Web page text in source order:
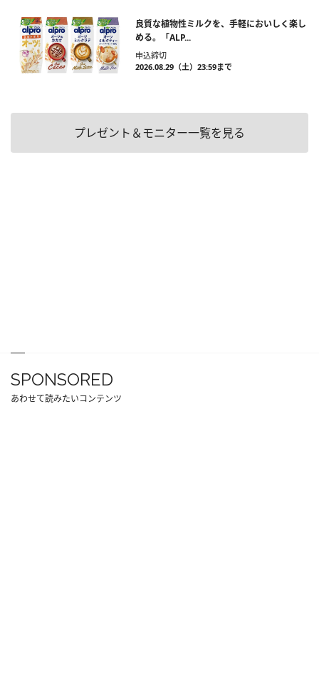
良質な植物性ミルクを、手軽においしく楽し
める。「ALP...
申込締切
2026.08.29（土）23:59まで
プレゼント＆モニター一覧を見る
SPONSORED
あわせて読みたいコンテンツ